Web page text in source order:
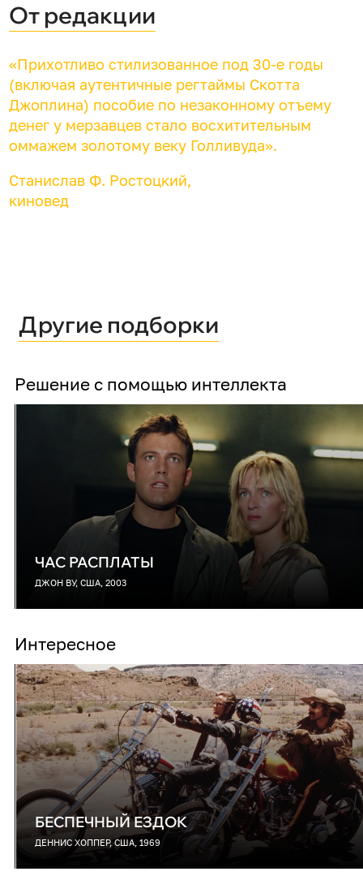
От редакции
«Прихотливо стилизованное под 30-е годы
(включая аутентичные регтаймы Скотта
Джоплина) пособие по незаконному отъему
денег у мерзавцев стало восхитительным
оммажем золотому веку Голливуда».
Станислав Ф. Ростоцкий,
киновед
Другие подборки
Решение с помощью интеллекта
ЧАС РАСПЛАТЫ
ДЖОН ВУ, США, 2003
Интересное
БЕСПЕЧНЫЙ ЕЗДОК
ДЕННИС ХОППЕР, США, 1969